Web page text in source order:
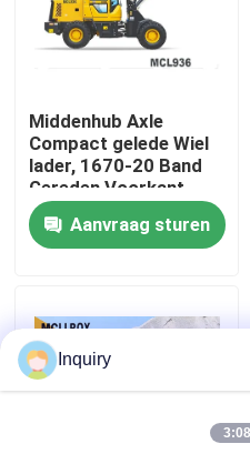
Fabrieksreis
Contacteer ons
Nieuws
De Machine van de
Compacte Wielladers
Middenhub Axle
Compact gelede Wiel
lader, 1670-20 Band
Gereden Voorkant
Wiel lader
Aanvraag sturen
Inquiry